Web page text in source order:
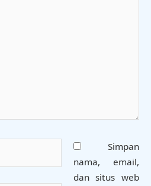
Simpan
nama, email,
dan situs web